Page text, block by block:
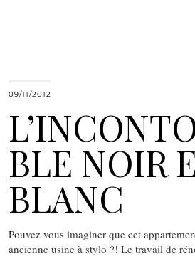
09/11/2012
BLE NOIR
BLANC
Pouvez vous imaginer que cet
ancienne usine à stylo ?! Le travail de